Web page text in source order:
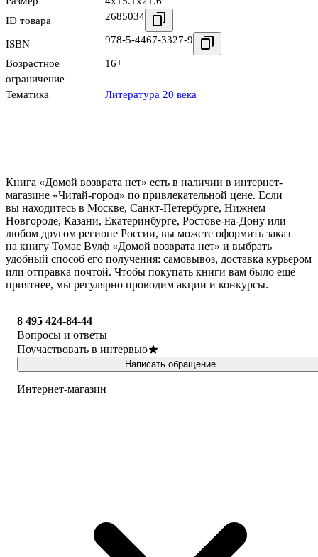
ID товара
2685034
ISBN 978-5-4467-3327-9
Возрастное
ограничение
16+
Тематика Литература 20 века
Книга «Домой возврата нет» есть в наличии в интернет-
магазине «Читай-город» по привлекательной цене. Если
вы находитесь в Москве, Санкт-Петербурге, Нижнем
Новгороде, Казани, Екатеринбурге, Ростове-на-Дону или
любом другом регионе России, вы можете оформить заказ
на книгу Томас Вулф «Домой возврата нет» и выбрать
удобный способ его получения: самовывоз, доставка курьером
или отправка почтой. Чтобы покупать книги вам было ещё
приятнее, мы регулярно проводим акции и конкурсы.
8 495 424-84-44
Вопросы и ответы
Поучаствовать в интервью
Написать обращение
Интернет-магазин